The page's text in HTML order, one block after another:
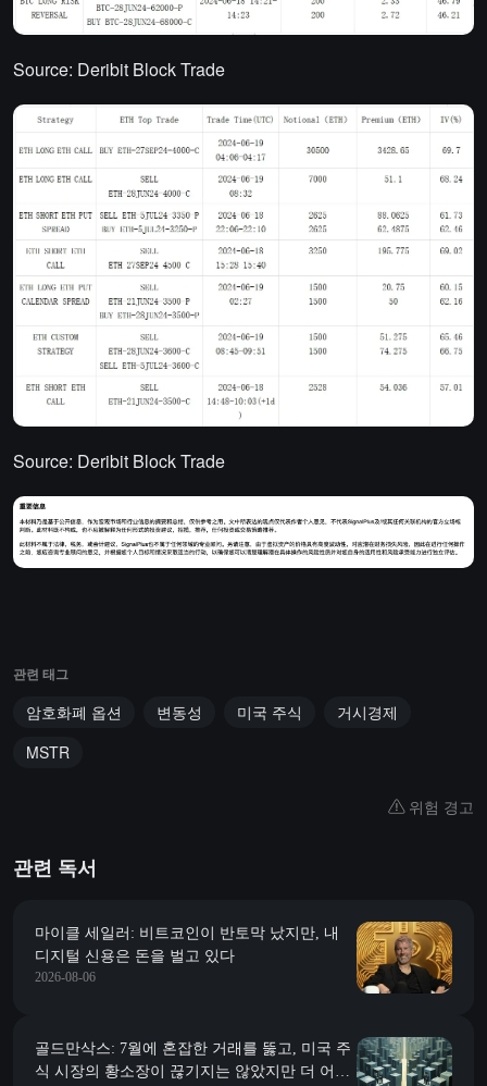
Source: Deribit Block Trade
Source: Deribit Block Trade
관련 태그
암호화폐 옵션 변동성 미국 주식
거시경제
MSTR
위험 경고
관련 독서
마이클 세일러: 비트코인이 반토막 났지만, 내
디지털 신용은 돈을 벌고 있다
2026-08-06
골드만삭스: 7월에 혼잡한 거래를 뚫고, 미국 주
식 시장의 황소장이 끊기지는 않았지만 더 어려